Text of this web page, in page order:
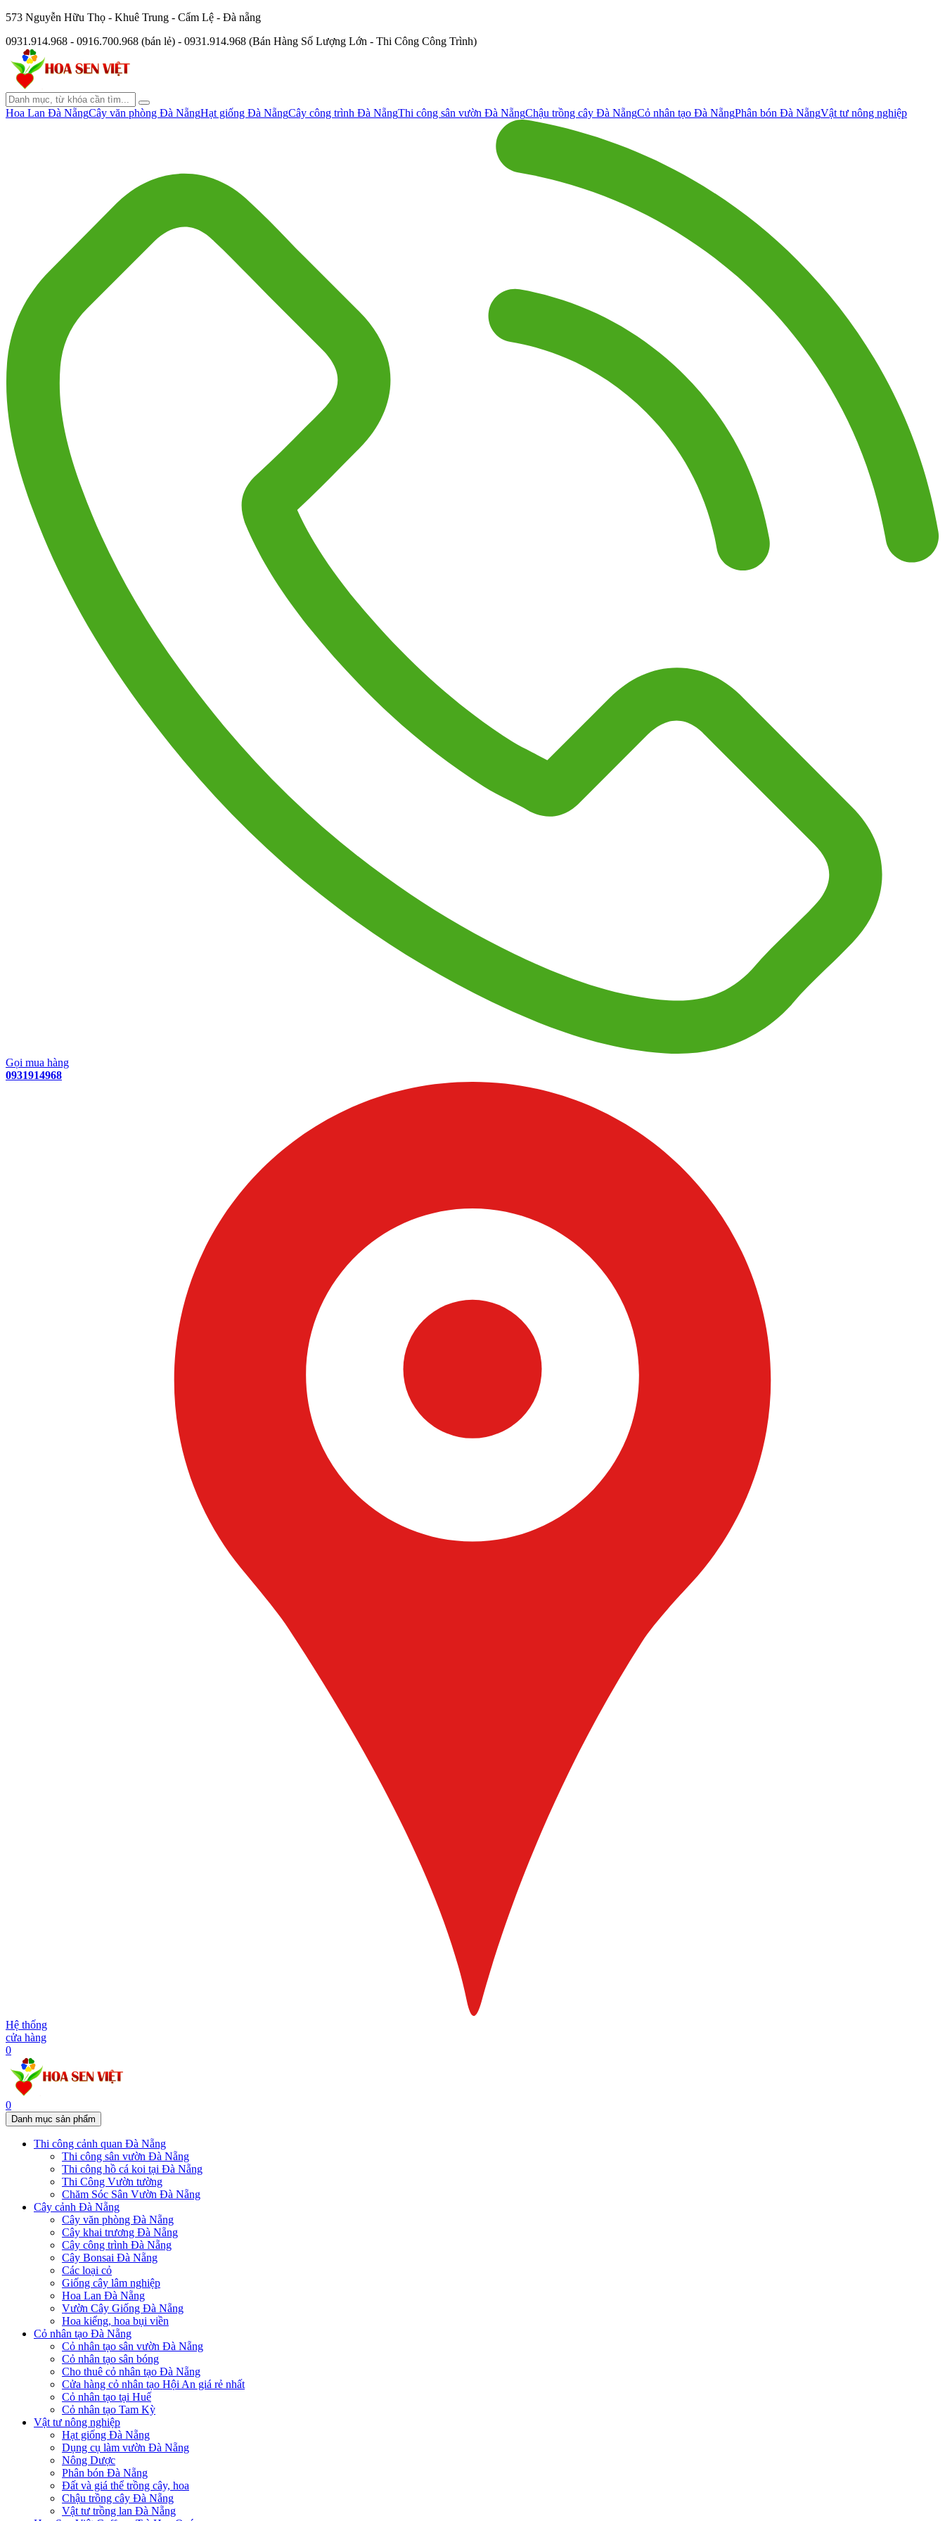
573 Nguyễn Hữu Thọ - Khuê Trung - Cẩm Lệ - Đà nẵng
0931.914.968 - 0916.700.968 (bán lẻ) - 0931.914.968 (Bán Hàng Số Lượng Lớn - Thi Công Công Trình)
Hoa Lan Đà NẵngCây văn phòng Đà NẵngHạt giống Đà NẵngCây công trình Đà NẵngThi công sân vườn Đà NẵngChậu trồng cây Đà NẵngCỏ nhân tạo Đà NẵngPhân bón Đà NẵngVật tư nông nghiệp
Gọi mua hàng
0931914968
Hệ thống
cửa hàng
0
0
Danh mục sản phẩm
Thi công cảnh quan Đà Nẵng
Thi công sân vườn Đà Nẵng
Thi công hồ cá koi tại Đà Nẵng
Thi Công Vườn tường
Chăm Sóc Sân Vườn Đà Nẵng
Cây cảnh Đà Nẵng
Cây văn phòng Đà Nẵng
Cây khai trương Đà Nẵng
Cây công trình Đà Nẵng
Cây Bonsai Đà Nẵng
Các loại cỏ
Giống cây lâm nghiệp
Hoa Lan Đà Nẵng
Vườn Cây Giống Đà Nẵng
Hoa kiểng, hoa bụi viền
Cỏ nhân tạo Đà Nẵng
Cỏ nhân tạo sân vườn Đà Nẵng
Cỏ nhân tạo sân bóng
Cho thuê cỏ nhân tạo Đà Nẵng
Cửa hàng cỏ nhân tạo Hội An giá rẻ nhất
Cỏ nhân tạo tại Huế
Cỏ nhân tạo Tam Kỳ
Vật tư nông nghiệp
Hạt giống Đà Nẵng
Dụng cụ làm vườn Đà Nẵng
Nông Dược
Phân bón Đà Nẵng
Đất và giá thể trồng cây, hoa
Chậu trồng cây Đà Nẵng
Vật tư trồng lan Đà Nẵng